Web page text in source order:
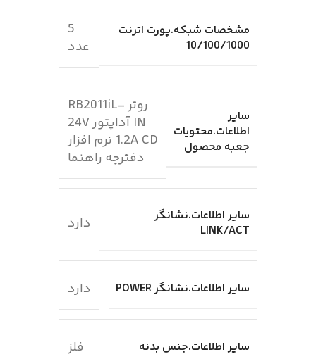
مشخصات شبکه.پورت اترنت
10/100/1000
5
عدد
سایر
اطلاعات.محتویات
جعبه محصول
روتر RB2011iL-
IN آداپتور 24V
1.2A CD نرم افزار
دفترچه راهنما
سایر اطلاعات.نشانگر
LINK/ACT
دارد
سایر اطلاعات.نشانگر POWER دارد
سایر اطلاعات.جنس بدنه فلز